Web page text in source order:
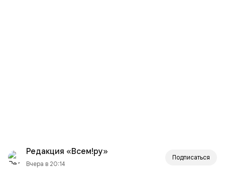
Редакция «Всем!ру»
Вчера в 20:14
Подписаться